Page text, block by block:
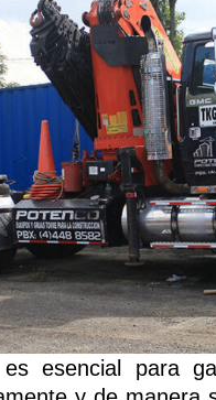
es esencial para